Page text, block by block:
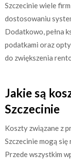
Szczecinie wiele
dostosowaniu
Dodatkowo, pełna
podatkami oraz
do zwiększenia
Jakie są
Szczecinie
Koszty związane z
Szczecinie mogą
Przede wszystkim